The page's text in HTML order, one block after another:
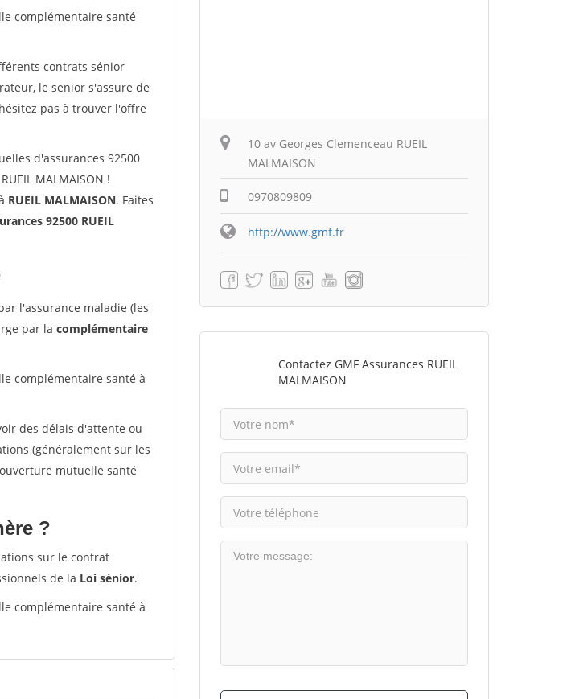
complémentaire santé
contrats sénior
le senior s'assure de
pas à trouver l'offre
d'assurances 92500
MALMAISON !
RUEIL MALMAISON. Faites
92500 RUEIL
l'assurance maladie (les
par la complémentaire
complémentaire santé à
des délais d'attente ou
(généralement sur les
mutuelle santé
?
sur le contrat
de la Loi sénior.
complémentaire santé à
10 av Georges Clemenceau RUEIL
MALMAISON
0970809809
http://www.gmf.fr
Contactez GMF Assurances RUEIL
MALMAISON